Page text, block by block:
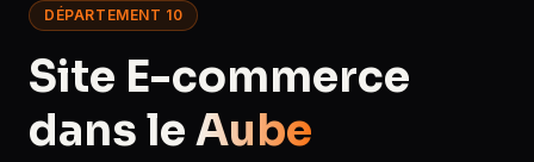
DÉPARTEMENT 10
Site E-commerce
dans le Aube